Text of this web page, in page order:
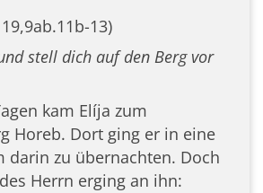
13)
stell dich auf den Berg vor
kam Elíja zum
Horeb. Dort ging er in eine
darin zu übernachten. Doch
Herrn erging an ihn: